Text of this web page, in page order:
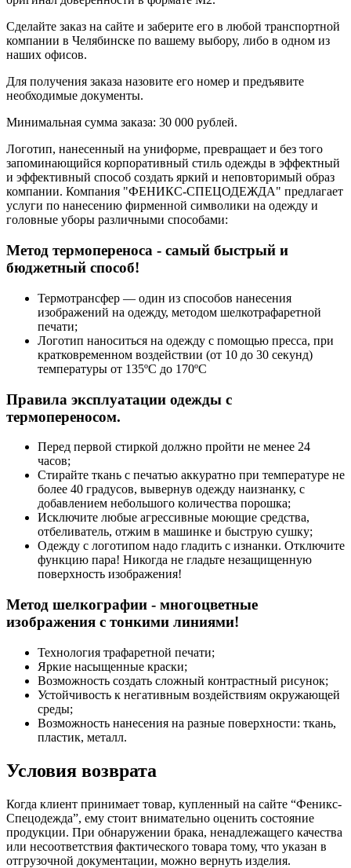
Сделайте заказ на сайте и заберите его в любой транспортной
компании в Челябинске по вашему выбору, либо в одном из
наших офисов.
Для получения заказа назовите его номер и предъявите
необходимые документы.
Минимальная сумма заказа: 30 000 рублей.
Логотип, нанесенный на униформе, превращает и без того
запоминающийся корпоративный стиль одежды в эффектный
и эффективный способ создать яркий и неповторимый образ
компании. Компания "ФЕНИКС-СПЕЦОДЕЖДА" предлагает
услуги по нанесению фирменной символики на одежду и
головные уборы различными способами:
Метод термопереноса - самый быстрый и
бюджетный способ!
Термотрансфер — один из способов нанесения
изображений на одежду, методом шелкотрафаретной
печати;
Логотип наноситься на одежду с помощью пресса, при
кратковременном воздействии (от 10 до 30 секунд)
температуры от 135ºС до 170ºС
Правила эксплуатации одежды с
термопереносом.
Перед первой стиркой должно пройти не менее 24
часов;
Стирайте ткань с печатью аккуратно при температуре не
более 40 градусов, вывернув одежду наизнанку, с
добавлением небольшого количества порошка;
Исключите любые агрессивные моющие средства,
отбеливатель, отжим в машинке и быструю сушку;
Одежду с логотипом надо гладить с изнанки. Отключите
функцию пара! Никогда не гладьте незащищенную
поверхность изображения!
Метод шелкографии - многоцветные
изображения с тонкими линиями!
Технология трафаретной печати;
Яркие насыщенные краски;
Возможность создать сложный контрастный рисунок;
Устойчивость к негативным воздействиям окружающей
среды;
Возможность нанесения на разные поверхности: ткань,
пластик, металл.
Условия возврата
Когда клиент принимает товар, купленный на сайте “Феникс-
Спецодежда”, ему стоит внимательно оценить состояние
продукции. При обнаружении брака, ненадлежащего качества
или несоответствия фактического товара тому, что указан в
отгрузочной документации, можно вернуть изделия.